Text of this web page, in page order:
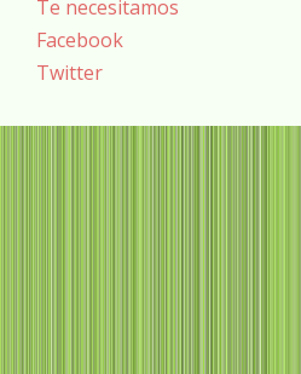
Te necesitamos
Facebook
Twitter